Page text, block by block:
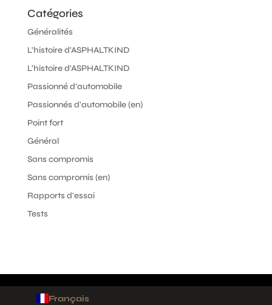
Catégories
Généralités
L'histoire d'ASPHALTKIND
L'histoire d'ASPHALTKIND
Passionné d'automobile
Passionnés d'automobile (en)
Point fort
Général
Sans compromis
Sans compromis (en)
Rapports d'essai
Tests
Français